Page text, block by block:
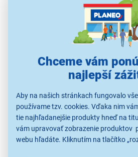
Chceme vám
najlepší
Aby na našich stránkach fungovalo
používame tzv. cookies. Vďaka nim
tie najhľadanejšie produkty hneď na
vám upravovať zobrazenie produktov
webu hľadáte. Kliknutím na tlačítko
dopĺňať benzín. Pri väčších
zariadenie zvládne pracovať dlhšie
prerušovania. Nevýhodou je vyššia
oplatia najmä tam, kde sa pracuje